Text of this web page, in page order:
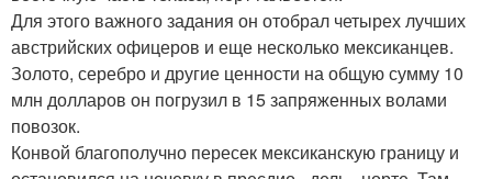
Для этого важного задания он отобрал четырех лучших
австрийских офицеров и еще несколько мексиканцев.
Золото, серебро и другие ценности на общую сумму 10
млн долларов он погрузил в 15 запряженных волами
повозок.
Конвой благополучно пересек мексиканскую границу и